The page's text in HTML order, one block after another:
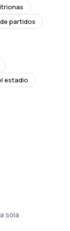
partidos
estadio
sola